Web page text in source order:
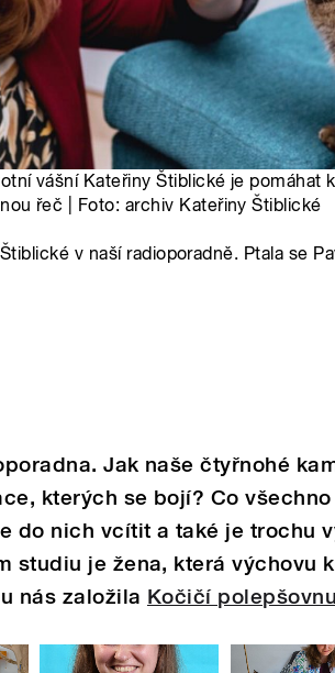
vášní Kateřiny Štiblické je pomáhat
řeč | Foto: archiv Kateřiny Štiblické
v naší radioporadně. Ptala se
Jak naše čtyřnohé
kterých se bojí? Co
do nich vcítit a také je trochu
studiu je žena, která výchovu
nás založila Kočičí polepšovnu